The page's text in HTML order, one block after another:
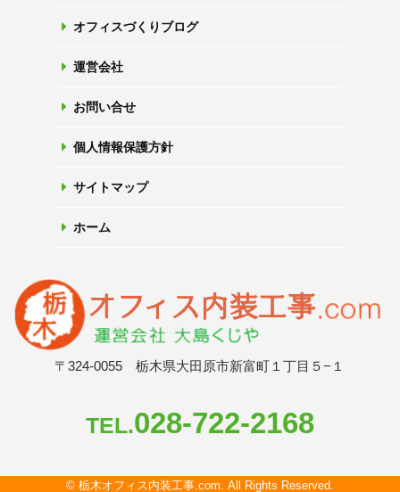
オフィスづくりブログ
運営会社
お問い合せ
個人情報保護方針
サイトマップ
ホーム
〒324-0055 栃木県大田原市新富町１丁目５−１
TEL.028-722-2168
© 栃木オフィス内装工事.com. All Rights Reserved.